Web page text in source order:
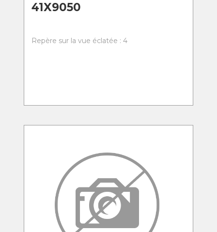
41X9050
Repère sur la vue éclatée : 4